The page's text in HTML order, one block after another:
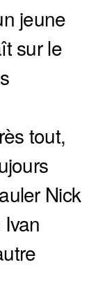
jeune
sur le
tout,
Nick